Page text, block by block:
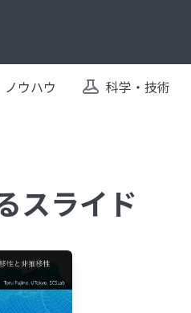
ノウハウ 科学・技術
スライド